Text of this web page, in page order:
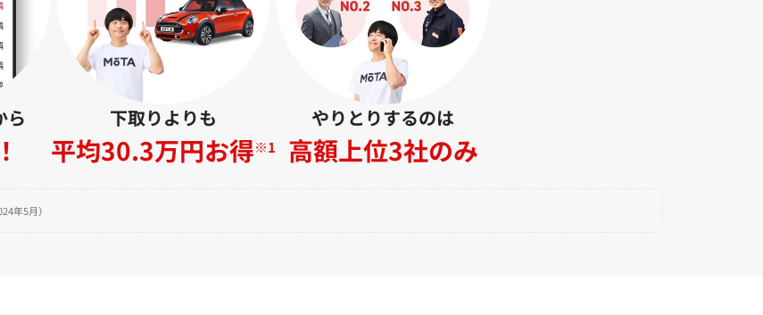
ら 下取りよりも
平均30.3万円お得※1
やりとりするのは
高額上位3社のみ
年5月）